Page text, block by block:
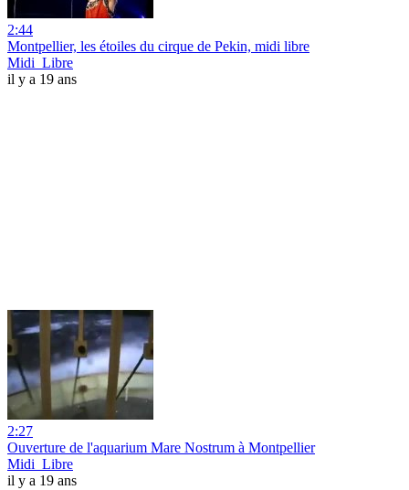
2:44
Montpellier, les étoiles du cirque de Pekin, midi libre
Midi_Libre
il y a 19 ans
2:27
Ouverture de l'aquarium Mare Nostrum à Montpellier
Midi_Libre
il y a 19 ans